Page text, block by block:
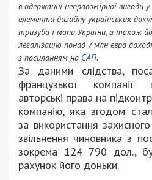
в одержанні неправомірної вигоди
елементи дизайну українських
тризуба і мапи України, а також
легалізацію понад 7 млн євро
з посиланням на САП.
За даними слідства,
французької компанії
авторські права на
компанію, яка згодом
за використання
звільнення чиновника з
зокрема 124 790 дол.,
рахунок його доньки.